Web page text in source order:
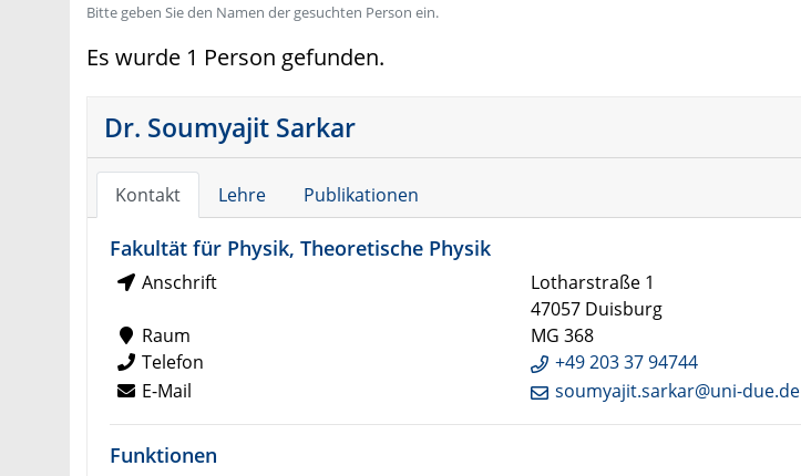
Bitte geben Sie den Namen der gesuchten Person ein.
Es wurde 1 Person gefunden.
Dr. Soumyajit Sarkar
Kontakt Lehre Publikationen
Fakultät für Physik, Theoretische Physik
Anschrift
Lotharstraße 1
47057 Duisburg
Raum
MG 368
Telefon
+49 203 37 94744
E-Mail
soumyajit.sarkar@uni-due.de
Funktionen